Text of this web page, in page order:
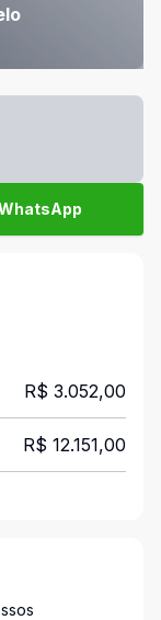
R$ 3.052,00
R$ 12.151,00